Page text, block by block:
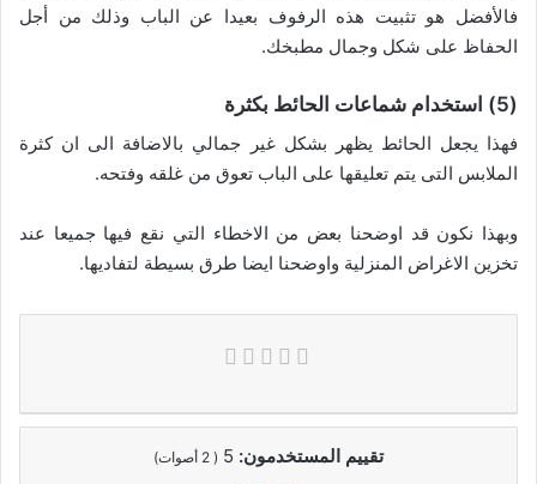
فالأفضل هو تثبيت هذه الرفوف بعيدا عن الباب وذلك من أجل
الحفاظ على شكل وجمال مطبخك.
(5) استخدام شماعات الحائط بكثرة
فهذا يجعل الحائط يظهر بشكل غير جمالي بالاضافة الى ان كثرة
الملابس التى يتم تعليقها على الباب تعوق من غلقه وفتحه.
وبهذا نكون قد اوضحنا بعض من الاخطاء التي نقع فيها جميعا عند
تخزين الاغراض المنزلية واوضحنا ايضا طرق بسيطة لتفاديها.
تقييم المستخدمون: 5
(
2 أصوات)